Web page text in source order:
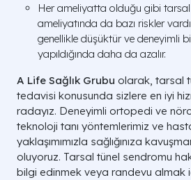
Her ameliyatta olduğu gibi
ameliyatında da bazı riskler
genellikle düşüktür ve deneyimli
yapıldığında daha da azalır.
A Life Sağlık Grubu olarak, tarsal
tedavisi konusunda sizlere en iyi
radayız. Deneyimli ortopedi ve
teknoloji tanı yöntemlerimiz ve
yaklaşımımızla sağlığınıza
oluyoruz. Tarsal tünel sendromu
bilgi edinmek veya randevu almak